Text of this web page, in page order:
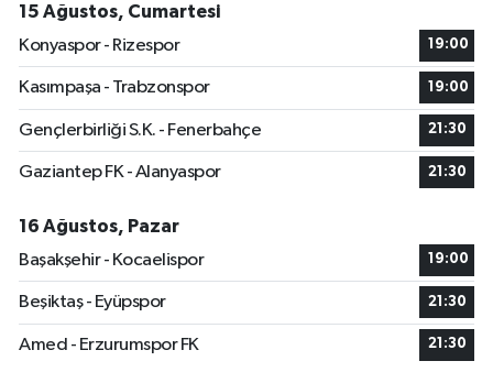
15 Ağustos, Cumartesi
Konyaspor - Rizespor
19:00
Kasımpaşa - Trabzonspor 19:00
Gençlerbirliği S.K. - Fenerbahçe 21:30
Gaziantep FK - Alanyaspor 21:30
16 Ağustos, Pazar
Başakşehir - Kocaelispor
19:00
Beşiktaş - Eyüpspor 21:30
Amed - Erzurumspor FK 21:30